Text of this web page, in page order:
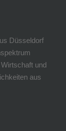
Düsseldorf
und
aus